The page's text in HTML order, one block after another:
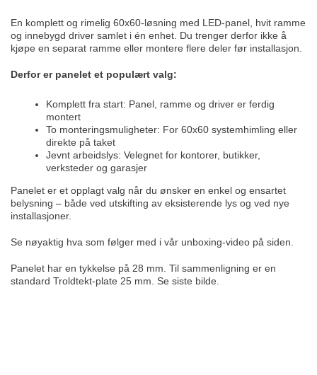
En komplett og rimelig 60x60-løsning med LED-panel, hvit ramme
og innebygd driver samlet i én enhet. Du trenger derfor ikke å
kjøpe en separat ramme eller montere flere deler før installasjon.
Derfor er panelet et populært valg:
Komplett fra start: Panel, ramme og driver er ferdig
montert
To monteringsmuligheter: For 60x60 systemhimling eller
direkte på taket
Jevnt arbeidslys: Velegnet for kontorer, butikker,
verksteder og garasjer
Panelet er et opplagt valg når du ønsker en enkel og ensartet
belysning – både ved utskifting av eksisterende lys og ved nye
installasjoner.
Se nøyaktig hva som følger med i vår unboxing-video på siden.
Panelet har en tykkelse på 28 mm. Til sammenligning er en
standard Troldtekt-plate 25 mm. Se siste bilde.